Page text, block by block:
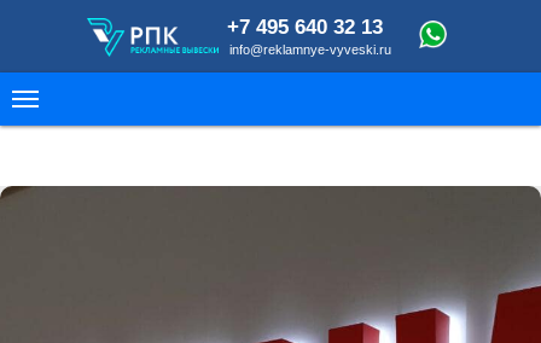
+7 495 640 32 13
info@reklamnye-vyveski.ru